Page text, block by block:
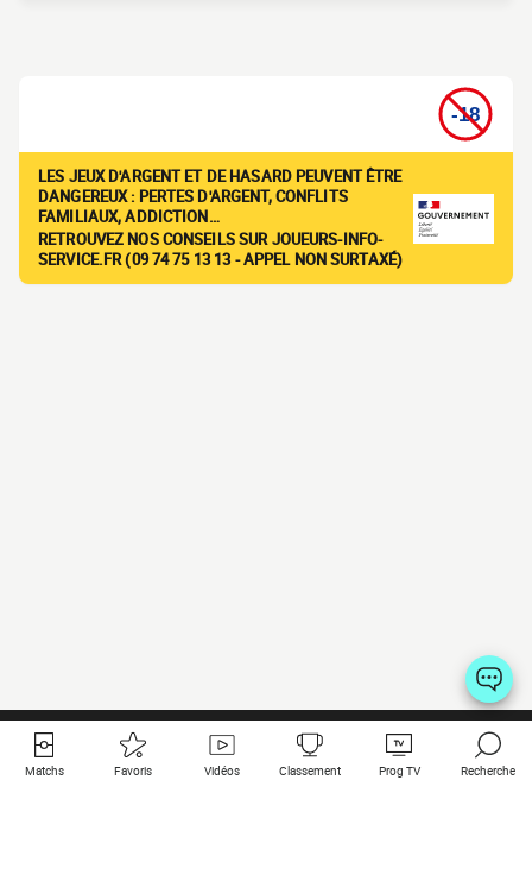
LES JEUX D'ARGENT ET DE HASARD PEUVENT ÊTRE
DANGEREUX : PERTES D'ARGENT, CONFLITS
FAMILIAUX, ADDICTION…
RETROUVEZ NOS CONSEILS SUR JOUEURS-INFO-
SERVICE.FR (09 74 75 13 13 - APPEL NON SURTAXÉ)
Matchs Favoris Vidéos Classement Prog TV Recherche